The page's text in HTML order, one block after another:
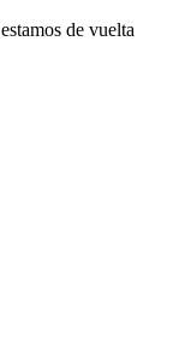
de vuelta